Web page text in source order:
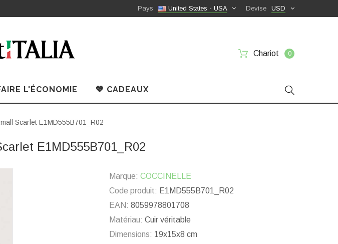
USD
Devise
United States - USA
Pays
Chariot 0
L'ÉCONOMIE 💖 CADEAUX
Scarlet E1MD555B701_R02
E1MD555B701_R02
Marque: COCCINELLE
Code produit: E1MD555B701_R02
EAN: 8059978801708
Matériau: Cuir véritable
Dimensions: 19x15x8 cm